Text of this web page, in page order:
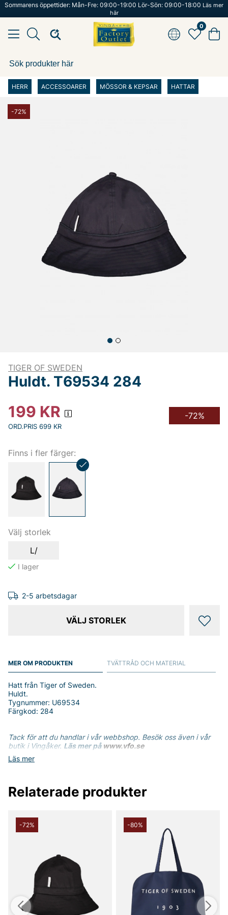
Sommarens öppettider: Mån-Fre: 09:00-19:00 Lör-Sön: 09:00-18:00 Läs mer
här
0
HERR ACCESSOARER MÖSSOR & KEPSAR HATTAR
-72%
TIGER OF SWEDEN
Huldt. T69534 284
199 KR
ORD.PRIS 699 KR
-72%
Finns i fler färger:
Välj storlek
L/
2-5 arbetsdagar
VÄLJ STORLEK
MER OM PRODUKTEN
Läs mer
Hatt från Tiger of Sweden.
Huldt.
Tygnummer: U69534
Färgkod: 284
Tack för att du handlar i vår webbshop. Besök oss även i vår
butik i Vingåker. Läs mer på www.vfo.se
TVÄTTRÅD OCH MATERIAL
Relaterade produkter
-72% -80%